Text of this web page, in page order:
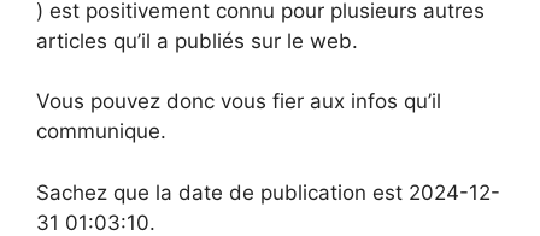
) est positivement connu pour plusieurs autres
articles qu’il a publiés sur le web.
Vous pouvez donc vous fier aux infos qu’il
communique.
Sachez que la date de publication est 2024-12-
31 01:03:10.